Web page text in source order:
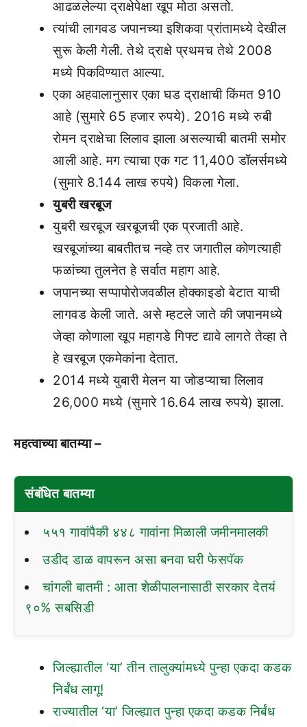
आढळलेल्या द्राक्षेपेक्षा खूप मोठा असतो.
त्यांची लागवड जपानच्या इशिकवा प्रांतामध्ये देखील
सुरू केली गेली. तेथे द्राक्षे प्रथमच तेथे 2008
मध्ये पिकविण्यात आल्या.
एका अहवालानुसार एका घड द्राक्षाची किंमत 910
आहे (सुमारे 65 हजार रुपये). 2016 मध्ये रुबी
रोमन द्राक्षेचा लिलाव झाला असल्याची बातमी समोर
आली आहे. मग त्याचा एक गट 11,400 डॉलर्समध्ये
(सुमारे 8.144 लाख रुपये) विकला गेला.
युबरी खरबूज
युबरी खरबूज खरबूजची एक प्रजाती आहे.
खरबूजांच्या बाबतीतच नव्हे तर जगातील कोणत्याही
फळांच्या तुलनेत हे सर्वात महाग आहे.
जपानच्या सप्पापोरोजवळील होक्काइडो बेटात याची
लागवड केली जाते. असे म्हटले जाते की जपानमध्ये
जेव्हा कोणाला खूप महागडे गिफ्ट द्यावे लागते तेव्हा ते
हे खरबूज एकमेकांना देतात.
2014 मध्ये युबारी मेलन या जोडप्याचा लिलाव
26,000 मध्ये (सुमारे 16.64 लाख रुपये) झाला.
महत्वाच्या बातम्या –
संबंधित बातम्या
५५१ गावांपैकी ४४८ गावांना मिळाली जमीनमालकी
उडीद डाळ वापरून असा बनवा घरी फेसपॅक
चांगली बातमी : आता शेळीपालनासाठी सरकार देतयं
९०% सबसिडी
जिल्ह्यातील ‘या’ तीन तालुक्यांमध्ये पुन्हा एकदा कडक
निर्बंध लागू!
राज्यातील ‘या’ जिल्ह्यात पुन्हा एकदा कडक निर्बंध